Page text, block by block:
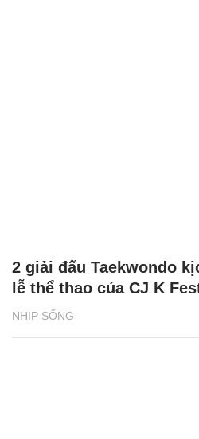
NHỊP SỐNG
2 giải đấu Taekwondo
lễ thể thao của CJ K